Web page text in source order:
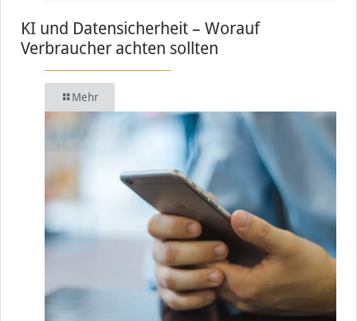
KI und Datensicherheit – Worauf
Verbraucher achten sollten
Mehr